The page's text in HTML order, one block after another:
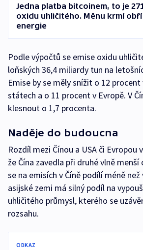
Jedna platba bitcoinem, to je
oxidu uhličitého. Měnu krmí
energie
Podle výpočtů se emise oxidu
loňských 36,4 miliardy tun na
Emise by se měly snížit o 12 procent
státech a o 11 procent v Evropě. V
klesnout o 1,7 procenta.
Naděje do budoucna
Rozdíl mezi Čínou a USA či
že Čína zavedla při druhé vlně menší
se na emisích v Číně podílí méně než
asijské zemi má silný podíl na
uhličitého průmysl, kterého se
rozsahu.
ODKAZ